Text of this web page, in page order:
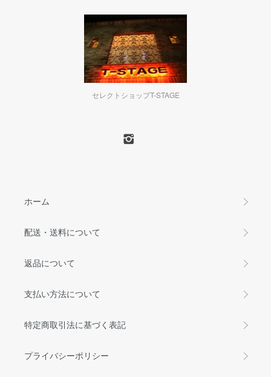
セレクトショップT-STAGE
ホーム
配送・送料について
返品について
支払い方法について
特定商取引法に基づく表記
プライバシーポリシー